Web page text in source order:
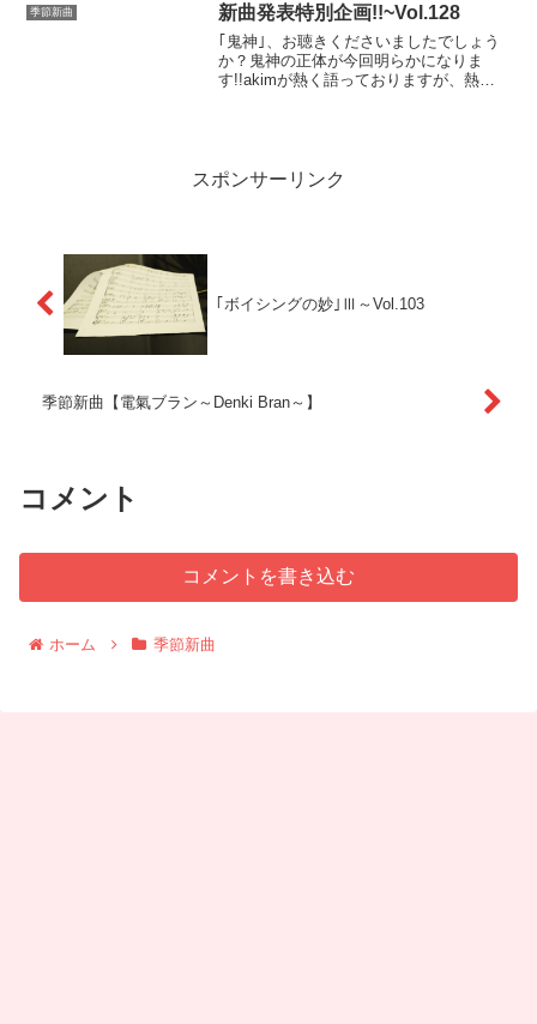
季節新曲 新曲発表特別企画!!~Vol.128
｢鬼神｣、お聴きくださいましたでしょう
か？鬼神の正体が今回明らかになりま
す!!akimが熱く語っておりますが、熱く
スポンサーリンク
｢ボイシングの妙｣Ⅲ～Vol.103
季節新曲【電氣ブラン～Denki Bran～】
コメント
コメントを書き込む
ホーム 季節新曲